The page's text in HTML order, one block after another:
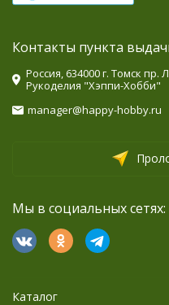
Контакты пункта
Россия, 634000 г. Томск
Рукоделия "Хэппи-Хобби"
manager@happy-hobby.ru
Мы в социальных сетях:
Каталог